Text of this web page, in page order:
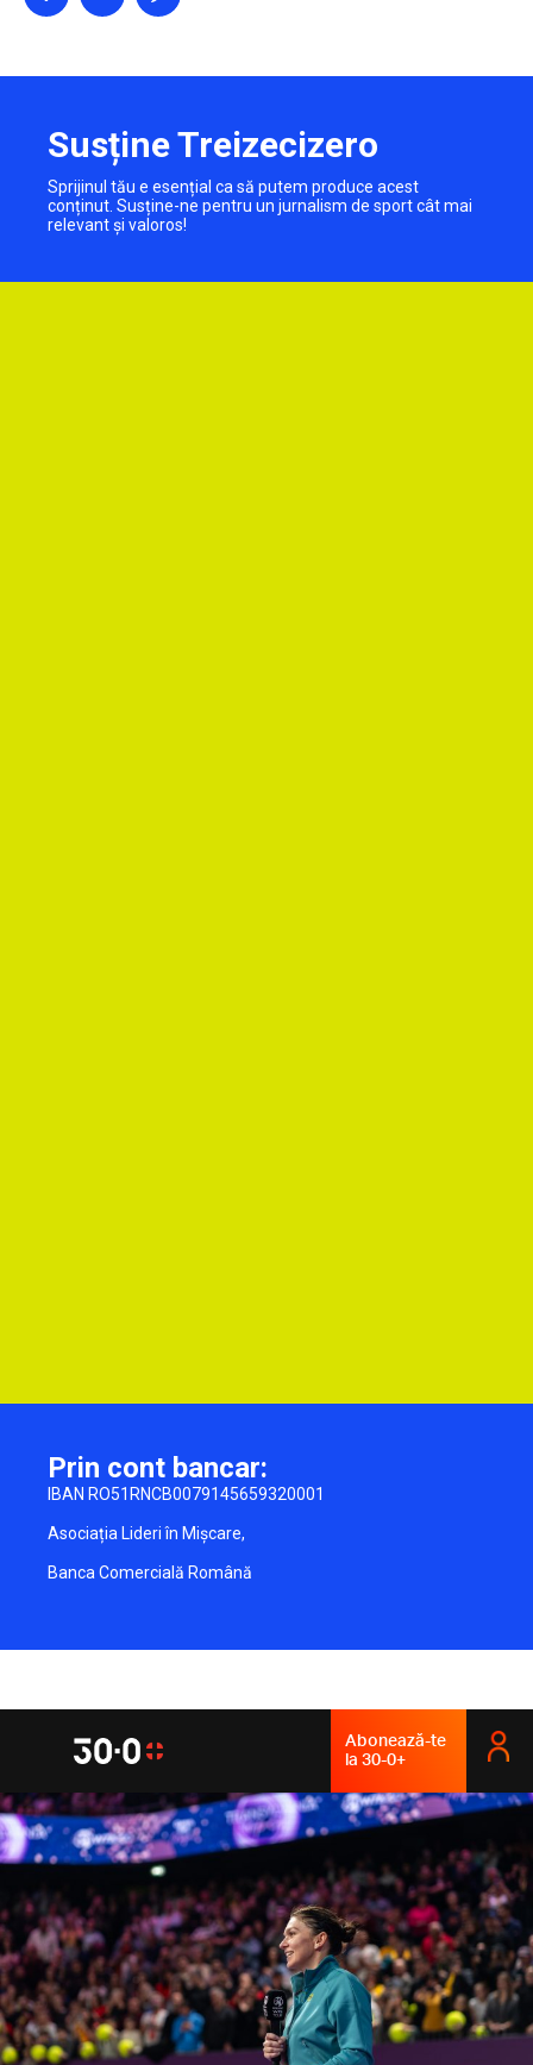
Susține Treizecizero
Sprijinul tău e esențial ca să putem produce acest
conținut. Susține-ne pentru un jurnalism de sport cât mai
relevant și valoros!
Prin cont bancar:
IBAN RO51RNCB0079145659320001
Asociația Lideri în Mișcare,
Banca Comercială Română
Abonează-te
la 30-0+